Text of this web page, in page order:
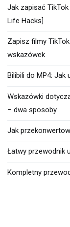
Jak zapisać
Life Hacks]
Zapisz filmy
wskazówek
Bilibili do MP4:
Wskazówki
– dwa sposoby
Jak
Łatwy przewodnik
Kompletny